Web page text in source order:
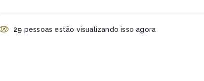
29 pessoas estão visualizando isso agora